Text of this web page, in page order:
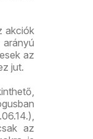
akciók
az
jut.
az